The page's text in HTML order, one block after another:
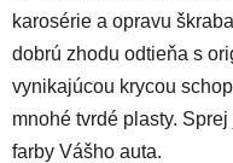
karosérie a opravu
dobrú zhodu odtieňa s
vynikajúcou krycou
mnohé tvrdé plasty.
farby Vášho auta.